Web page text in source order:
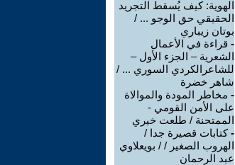
الهوية: كيف يُسقط التجريد
الحقيقي حق الوجو ... /
بوتان زيباري
- قراءة في الأعمال
الشعرية – الجزء الأول –
للشاعرالكردي السوري ... /
شاهر خضرة
- مخاطر المودة والموالاة
على الأمن القومي -
الممتحنة / طلعت خيري
-كتابات قصيرة جدا /
الهروب الصغير / / بويعلاوي
عبد الرحمان